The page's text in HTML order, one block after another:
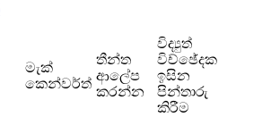
මැක්
කෙන්වර්ත්
තීන්ත
ආලේප
කරන්න
විද්‍යුත්
විච්ඡේදක
ඉසින
පින්තාරු
කිරීම